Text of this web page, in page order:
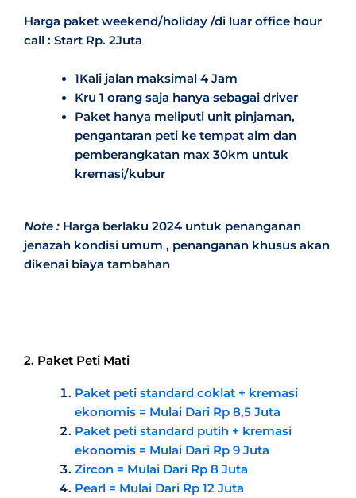
Harga paket weekend/holiday /di luar office hour
call : Start Rp. 2Juta
1Kali jalan maksimal 4 Jam
Kru 1 orang saja hanya sebagai driver
Paket hanya meliputi unit pinjaman,
pengantaran peti ke tempat alm dan
pemberangkatan max 30km untuk
kremasi/kubur
Note : Harga berlaku 2024 untuk penanganan
jenazah kondisi umum , penanganan khusus akan
dikenai biaya tambahan
2. Paket Peti Mati
Paket peti standard coklat + kremasi
ekonomis = Mulai Dari Rp 8,5 Juta
Paket peti standard putih + kremasi
ekonomis = Mulai Dari Rp 9 Juta
Zircon = Mulai Dari Rp 8 Juta
Pearl = Mulai Dari Rp 12 Juta